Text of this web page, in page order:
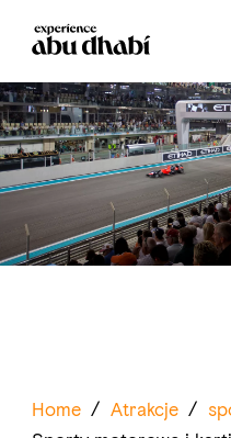
Home / Atrakcje /